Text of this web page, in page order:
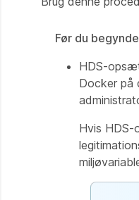
Før du
HDS-
Docker på
Hvis HDS-